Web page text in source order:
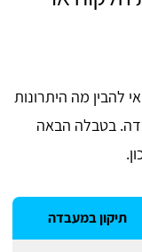
להבין מה היתרונות
בטבלה הבאה
תיקון במעבדה